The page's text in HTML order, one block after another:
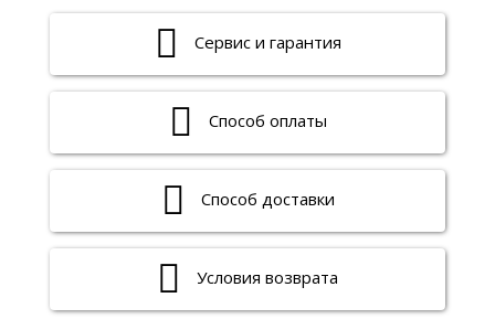
Сервис и гарантия
Способ оплаты
Способ доставки
Условия возврата